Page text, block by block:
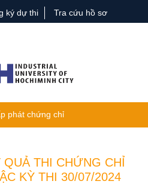
ký dự thi Tra cứu hồ sơ
phát chứng chỉ
THI CHỨNG CHỈ
KỲ THI 30/07/2024